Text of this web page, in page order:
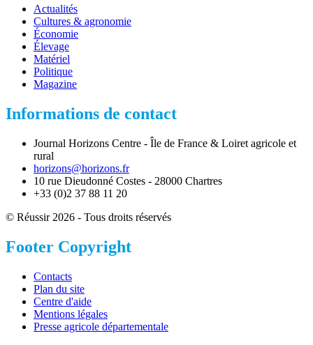
Actualités
Cultures & agronomie
Économie
Élevage
Matériel
Politique
Magazine
Informations de contact
Journal Horizons Centre - Île de France & Loiret agricole et
rural
horizons@horizons.fr
10 rue Dieudonné Costes - 28000 Chartres
+33 (0)2 37 88 11 20
© Réussir 2026 - Tous droits réservés
Footer Copyright
Contacts
Plan du site
Centre d'aide
Mentions légales
Presse agricole départementale